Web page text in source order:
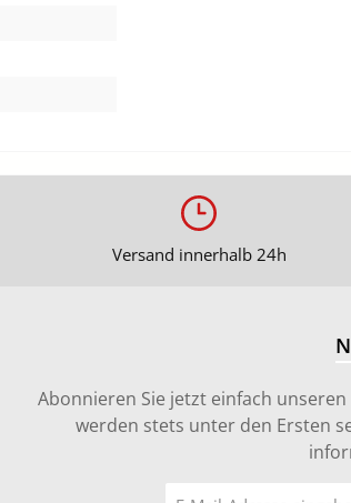
Versand innerhalb 24h
Abonnieren Sie jetzt einfach
werden stets unter den Ersten